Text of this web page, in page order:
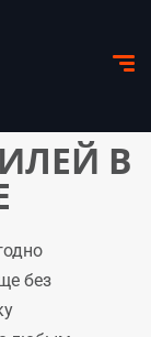
В
без